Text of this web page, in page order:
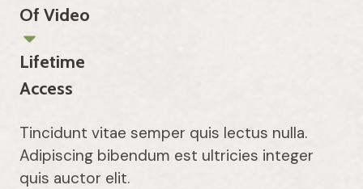
Of Video
Lifetime
Access
Tincidunt vitae semper quis lectus nulla.
Adipiscing bibendum est ultricies integer
quis auctor elit.